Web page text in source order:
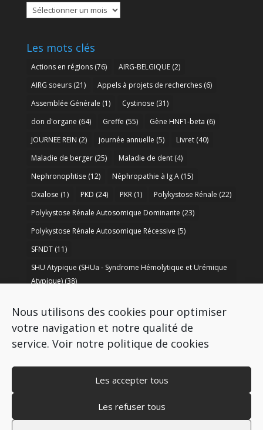
Nous utilisons des cookies pour optimiser
votre navigation et notre qualité de
service. Voir notre politique de cookies
Les accepter tous
Les refuser tous
Les
archives
Les mots clés
Actions en régions(76) AIRG-BELGIQUE(2)
AIRG soeurs(21) Appels à projets de recherches(6)
Assemblée Générale (1) Cystinose (31)
don d'organe (64) Greffe (55) Gène HNF1-beta (6)
JOURNEE REIN (2) journée annuelle (5) Livret(40)
Maladie de berger(25) Maladie de dent(4)
Nephronophtise (12) Néphropathie à Ig A(15)
Oxalose (1) PKD (24) PKR(1) Polykystose Rénale (22)
Polykystose Rénale Autosomique Dominante (23)
Polykystose Rénale Autosomique Récessive (5)
SFNDT(11)
SHU Atypique (SHUa - Syndrome Hémolytique et Urémique
Atypique)(38)
Syndrome de Bartter(8) Syndrome d’Alport(37)
Copyright © 2009-2026 AIRG - FRANCE